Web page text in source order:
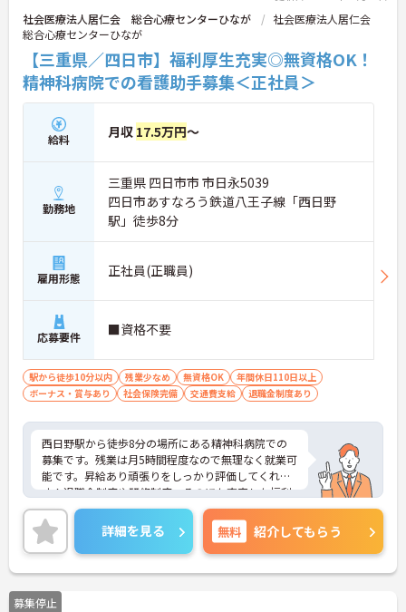
社会医療法人居仁会 総合心療センターひなが
社会医療法人居仁会
総合心療センターひなが
【三重県／四日市】福利厚生充実◎無資格OK！
精神科病院での看護助手募集＜正社員＞
給料 月収 17.5万円～
勤務地
三重県 四日市市 市日永5039
四日市あすなろう鉄道八王子線「西日野
駅」徒歩8分
雇用形態 正社員(正職員)
応募要件 ■資格不要
駅から徒歩10分以内 残業少なめ 無資格OK
年間休日110日以上
ボーナス・賞与あり
社会保険完備 交通費支給 退職金制度あり
西日野駅から徒歩8分の場所にある精神科病院での
募集です。残業は月5時間程度なので無理なく就業可
能です。昇給あり頑張りをしっかり評価してくれま
す！退職金制度や研修制度、そのほか充実した福利
厚生で働きやすい環境づくりがされています。院内
には保育園が完備されているので、育児をしながら
でも働きやすい職場です♪ご興味ある方は面接ポイ
ントをお伝えしますので、お気軽にご連絡くださ
い。
詳細を見る 無料 紹介してもらう
募集停止